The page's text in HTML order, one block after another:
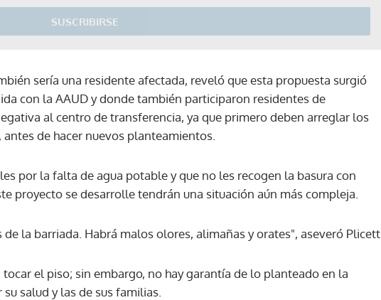
SUSCRIBIRSE
sería una residente afectada, reveló que esta propuesta surgió
con la AAUD y donde también participaron residentes de
al centro de transferencia, ya que primero deben arreglar los
de hacer nuevos planteamientos.
por la falta de agua potable y que no les recogen la basura con
proyecto se desarrolle tendrán una situación aún más compleja.
la barriada. Habrá malos olores, alimañas y orates", aseveró Plicett.
el piso; sin embargo, no hay garantía de lo planteado en la
salud y las de sus familias.